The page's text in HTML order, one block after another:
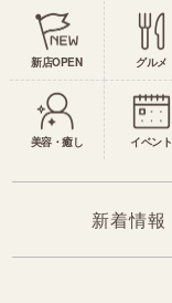
新店OPEN グルメ
美容・癒し イベント
新着情報